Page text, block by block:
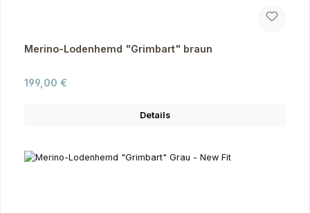
Merino-Lodenhemd "Grimbart" braun
Regulärer Preis:
199,00 €
Details